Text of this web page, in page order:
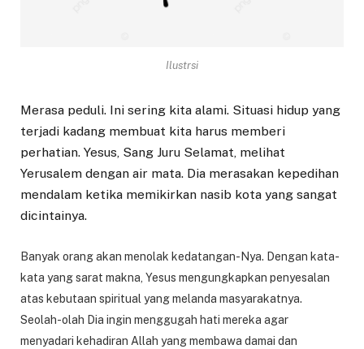
Ilustrsi
Merasa peduli. Ini sering kita alami. Situasi hidup yang
terjadi kadang membuat kita harus memberi
perhatian. Yesus, Sang Juru Selamat, melihat
Yerusalem dengan air mata. Dia merasakan kepedihan
mendalam ketika memikirkan nasib kota yang sangat
dicintainya.
Banyak orang akan menolak kedatangan-Nya. Dengan kata-
kata yang sarat makna, Yesus mengungkapkan penyesalan
atas kebutaan spiritual yang melanda masyarakatnya.
Seolah-olah Dia ingin menggugah hati mereka agar
menyadari kehadiran Allah yang membawa damai dan